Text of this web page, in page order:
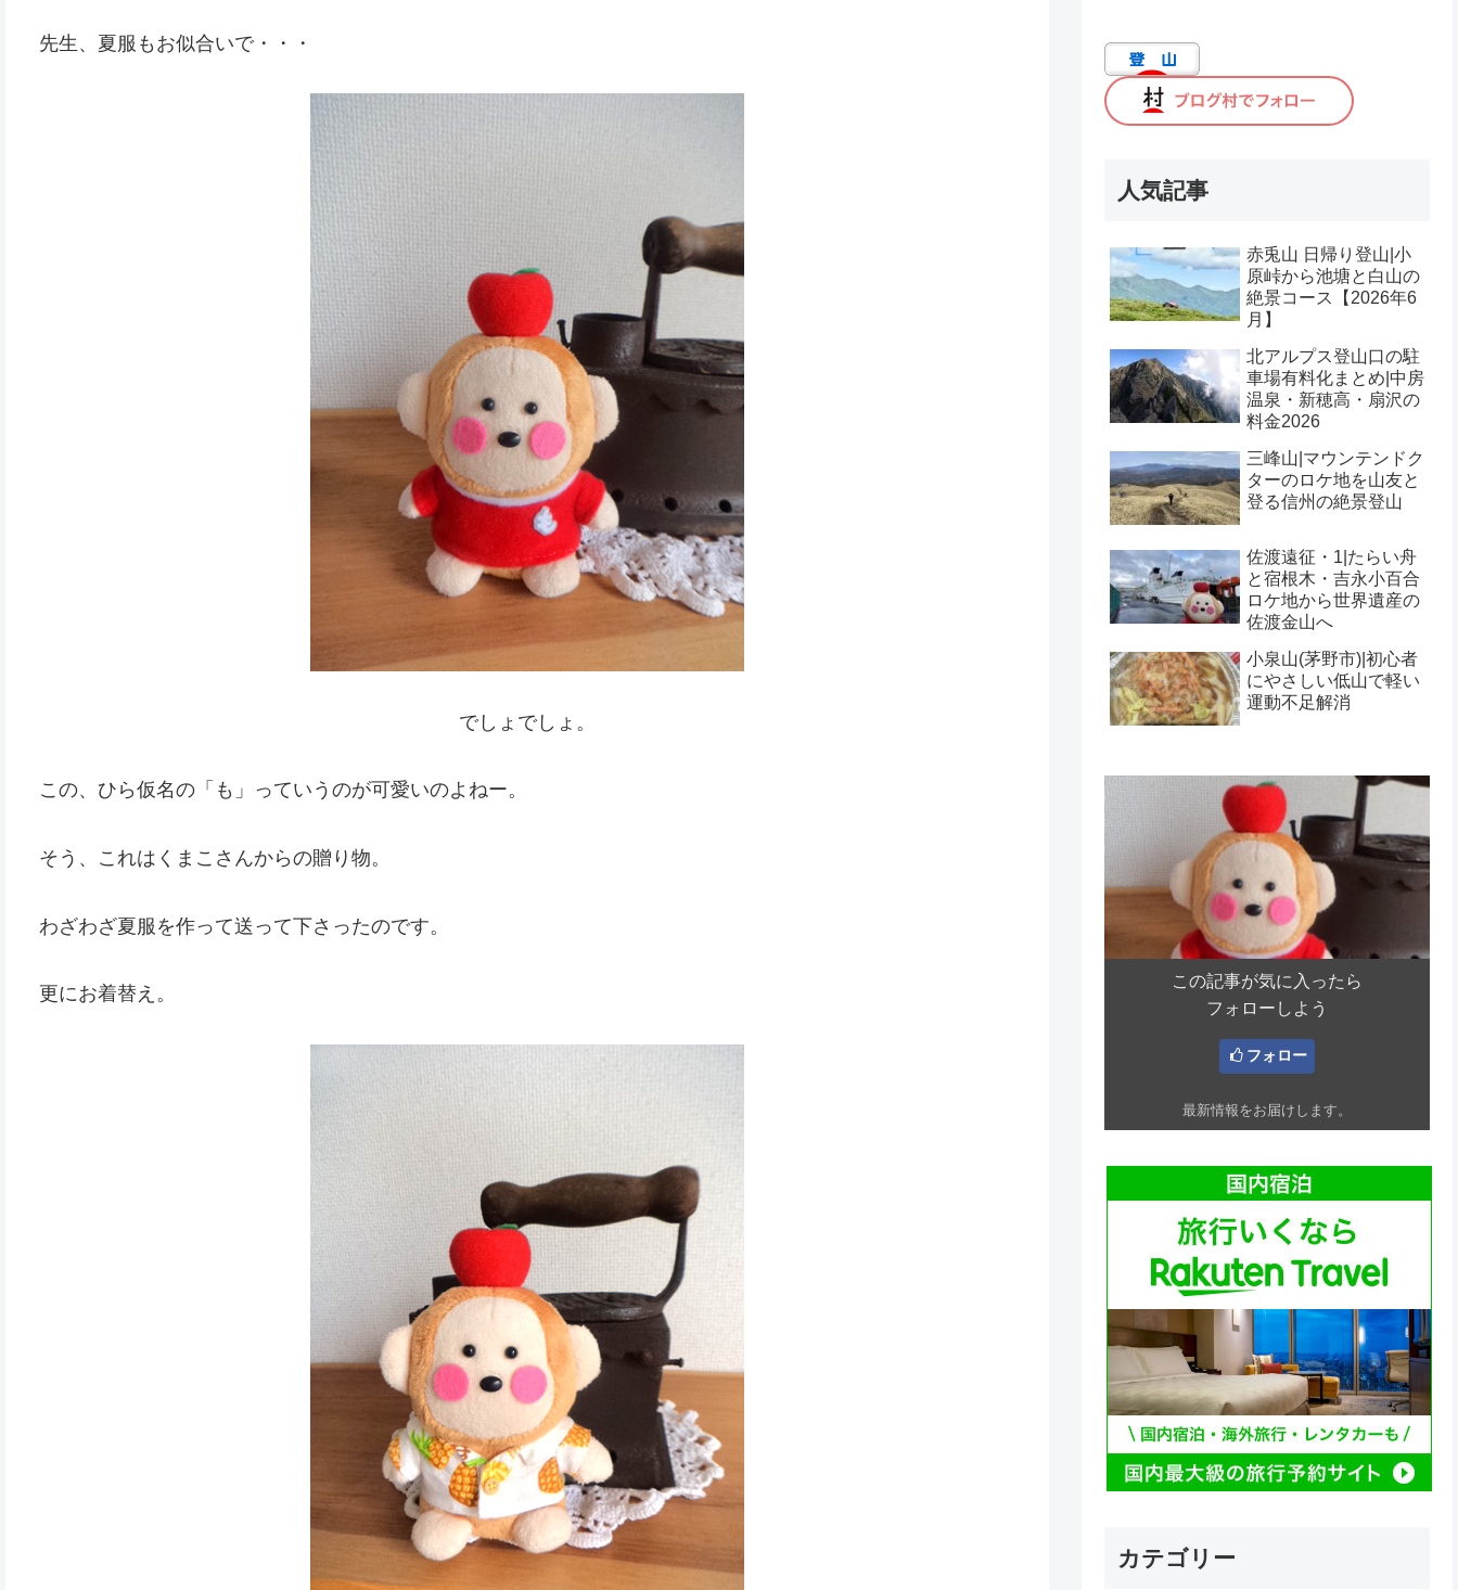
先生、夏服もお似合いで・・・
でしょでしょ。
この、ひら仮名の「も」っていうのが可愛いのよねー。
そう、これはくまこさんからの贈り物。
わざわざ夏服を作って送って下さったのです。
更にお着替え。
人気記事
赤兎山 日帰り登山|小
原峠から池塘と白山の
絶景コース【2026年6
月】
北アルプス登山口の駐
車場有料化まとめ|中房
温泉・新穂高・扇沢の
料金2026
三峰山|マウンテンドク
ターのロケ地を山友と
登る信州の絶景登山
佐渡遠征・1|たらい舟
と宿根木・吉永小百合
ロケ地から世界遺産の
佐渡金山へ
小泉山(茅野市)|初心者
にやさしい低山で軽い
運動不足解消
この記事が気に入ったら
フォローしよう
フォロー
最新情報をお届けします。
カテゴリー